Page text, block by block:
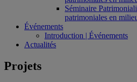
Séminaire
patrimoniales en
Événements
Introduction | Événements
Actualités
Projets